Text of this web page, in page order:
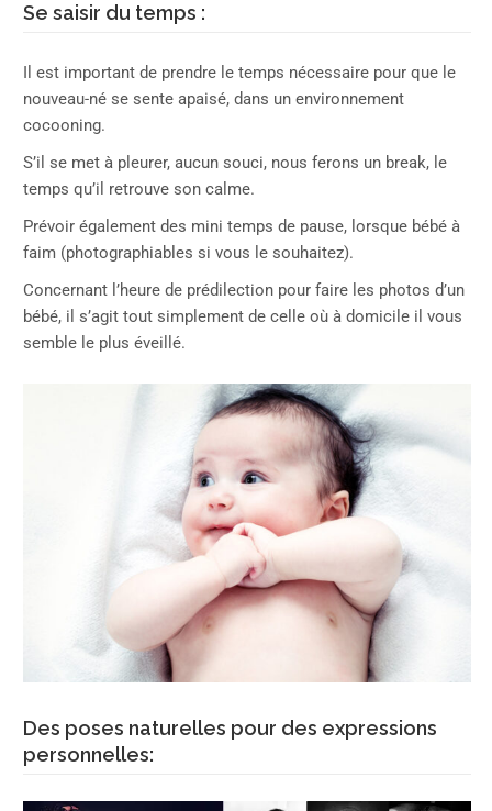
Se saisir du temps :
Il est important de prendre le temps nécessaire pour que le
nouveau-né se sente apaisé, dans un environnement
cocooning.
S’il se met à pleurer, aucun souci, nous ferons un break, le
temps qu’il retrouve son calme.
Prévoir également des mini temps de pause, lorsque bébé à
faim (photographiables si vous le souhaitez).
Concernant l’heure de prédilection pour faire les photos d’un
bébé, il s’agit tout simplement de celle où à domicile il vous
semble le plus éveillé.
Des poses naturelles pour des expressions
personnelles: